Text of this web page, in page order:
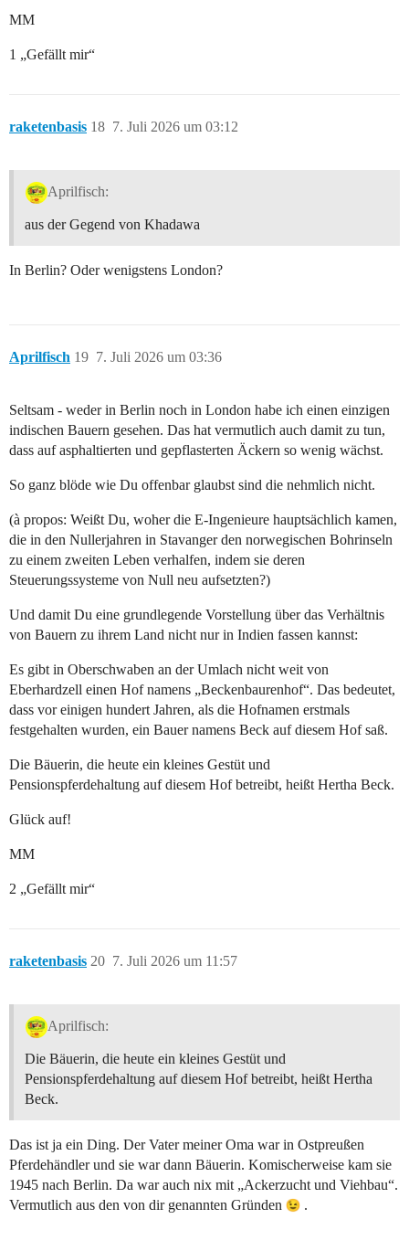
MM
1 „Gefällt mir“
raketenbasis 7. Juli 2026 um 03:12
18
Aprilfisch:
aus der Gegend von Khadawa
In Berlin? Oder wenigstens London?
Aprilfisch 7. Juli 2026 um 03:36
19
Seltsam - weder in Berlin noch in London habe ich einen einzigen
indischen Bauern gesehen. Das hat vermutlich auch damit zu tun,
dass auf asphaltierten und gepflasterten Äckern so wenig wächst.
So ganz blöde wie Du offenbar glaubst sind die nehmlich nicht.
(à propos: Weißt Du, woher die E-Ingenieure hauptsächlich kamen,
die in den Nullerjahren in Stavanger den norwegischen Bohrinseln
zu einem zweiten Leben verhalfen, indem sie deren
Steuerungssysteme von Null neu aufsetzten?)
Und damit Du eine grundlegende Vorstellung über das Verhältnis
von Bauern zu ihrem Land nicht nur in Indien fassen kannst:
Es gibt in Oberschwaben an der Umlach nicht weit von
Eberhardzell einen Hof namens „Beckenbaurenhof“. Das bedeutet,
dass vor einigen hundert Jahren, als die Hofnamen erstmals
festgehalten wurden, ein Bauer namens Beck auf diesem Hof saß.
Die Bäuerin, die heute ein kleines Gestüt und
Pensionspferdehaltung auf diesem Hof betreibt, heißt Hertha Beck.
Glück auf!
MM
2 „Gefällt mir“
raketenbasis 7. Juli 2026 um 11:57
20
Aprilfisch:
Die Bäuerin, die heute ein kleines Gestüt und
Pensionspferdehaltung auf diesem Hof betreibt, heißt Hertha
Beck.
Das ist ja ein Ding. Der Vater meiner Oma war in Ostpreußen
Pferdehändler und sie war dann Bäuerin. Komischerweise kam sie
1945 nach Berlin. Da war auch nix mit „Ackerzucht und Viehbau“.
Vermutlich aus den von dir genannten Gründen
.